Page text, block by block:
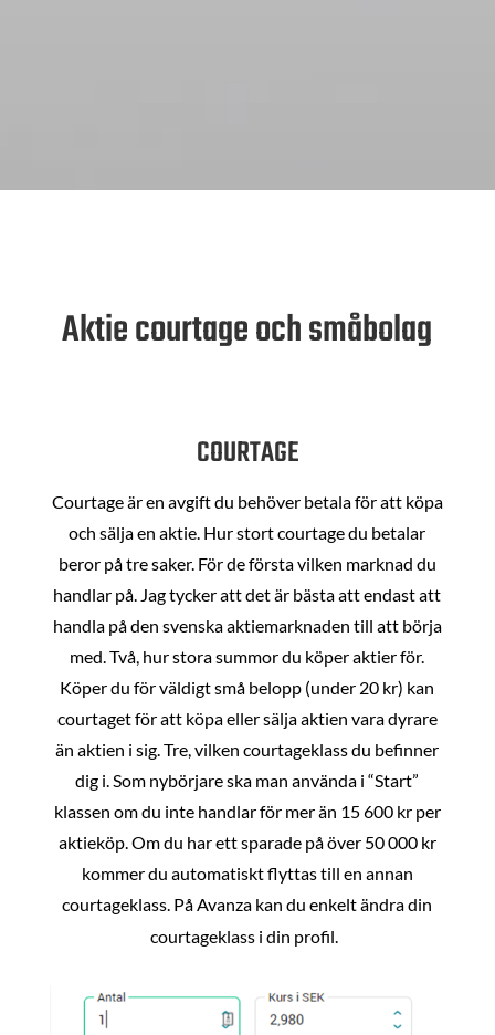
Aktie courtage och småbolag
COURTAGE
Courtage är en avgift du behöver betala för att köpa
och sälja en aktie. Hur stort courtage du betalar
beror på tre saker. För de första vilken marknad du
handlar på. Jag tycker att det är bästa att endast att
handla på den svenska aktiemarknaden till att börja
med. Två, hur stora summor du köper aktier för.
Köper du för väldigt små belopp (under 20 kr) kan
courtaget för att köpa eller sälja aktien vara dyrare
än aktien i sig. Tre, vilken courtageklass du befinner
dig i. Som nybörjare ska man använda i “Start”
klassen om du inte handlar för mer än 15 600 kr per
aktieköp. Om du har ett sparade på över 50 000 kr
kommer du automatiskt flyttas till en annan
courtageklass. På Avanza kan du enkelt ändra din
courtageklass i din profil.